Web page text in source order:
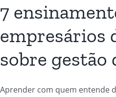
7
empresários
sobre gestão
Aprender com quem entende